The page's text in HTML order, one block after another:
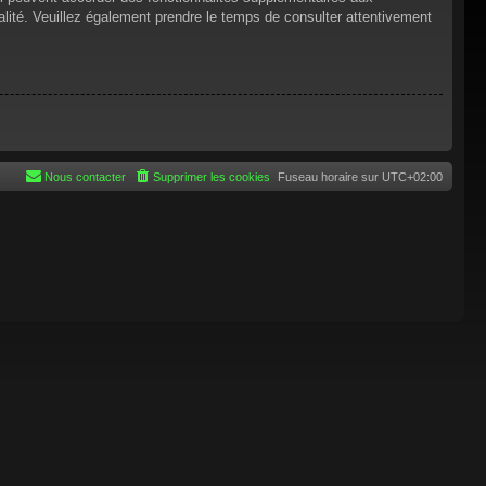
Veuillez également prendre le temps de consulter attentivement
Fuseau horaire sur UTC+02:00
Supprimer les cookies
Nous contacter